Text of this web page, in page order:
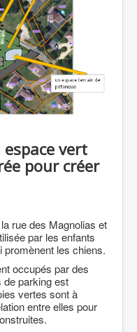
vert
pour créer
rue des Magnolias et
par les enfants
promènent les chiens.
occupés par des
de parking est
vertes sont à
entre elles pour